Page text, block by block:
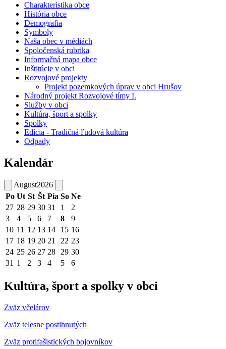
Charakteristika obce
História obce
Demografia
Symboly
Naša obec v médiách
Spoločenská rubrika
Informačná mapa obce
Inštitúcie v obci
Rozvojové projekty
Projekt pozemkových úprav v obci Hrušov
Národný projekt Rozvojové tímy I.
Služby v obci
Kultúra, šport a spolky
Spolky
Edícia - Tradičná ľudová kultúra
Odpady
Kalendár
August2026
Po Ut St Št Pia So Ne
27 28 29 30 31 1
2
3
4 5 6 7 8
9
10 11 12 13 14 15 16
17 18 19 20 21 22 23
24 25 26 27 28 29 30
31 1 2 3 4 5 6
Kultúra, šport a spolky v obci
Zväz včelárov
Zväz telesne postihnutých
Zväz protifašistických bojovníkov